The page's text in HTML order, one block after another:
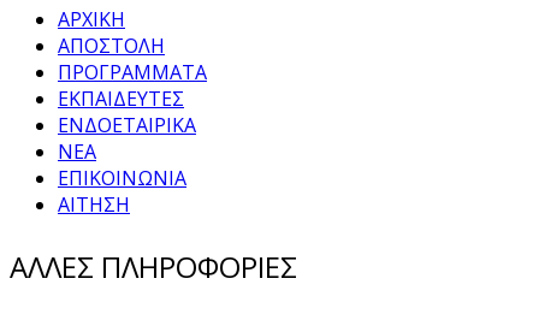
ΑΡΧΙΚΗ
ΑΠΟΣΤΟΛΗ
ΠΡΟΓΡΑΜΜΑΤΑ
ΕΚΠΑΙΔΕΥΤΕΣ
ΕΝΔΟΕΤΑΙΡΙΚΑ
ΝΕΑ
ΕΠΙΚΟΙΝΩΝΙΑ
ΑΙΤΗΣΗ
ΑΛΛΕΣ ΠΛΗΡΟΦΟΡΙΕΣ